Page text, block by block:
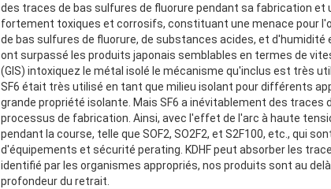
des traces de bas sulfures de fluorure pendant sa fabrication et
fortement toxiques et corrosifs, constituant une menace pour
de bas sulfures de fluorure, de substances acides, et
ont surpassé les produits japonais semblables en termes de
(GIS) intoxiquez le métal isolé le mécanisme qu'inclus est très
SF6 était très utilisé en tant que milieu isolant pour différents
grande propriété isolante. Mais SF6 a inévitablement des traces
processus de fabrication. Ainsi, avec l'effet de l'arc à haute
pendant la course, telle que SOF2, SO2F2, et S2F100, etc., qui
d'équipements et sécurité perating. KDHF peut absorber les
identifié par les organismes appropriés, nos produits sont au
profondeur du retrait.